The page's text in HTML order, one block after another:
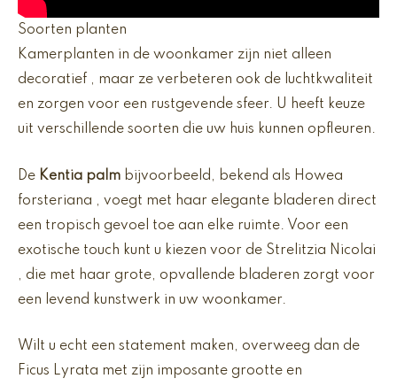
Soorten planten
Kamerplanten in de woonkamer zijn niet alleen
decoratief , maar ze verbeteren ook de luchtkwaliteit
en zorgen voor een rustgevende sfeer. U heeft keuze
uit verschillende soorten die uw huis kunnen opfleuren.
De Kentia palm bijvoorbeeld, bekend als Howea
forsteriana , voegt met haar elegante bladeren direct
een tropisch gevoel toe aan elke ruimte. Voor een
exotische touch kunt u kiezen voor de Strelitzia Nicolai
, die met haar grote, opvallende bladeren zorgt voor
een levend kunstwerk in uw woonkamer.
Wilt u echt een statement maken, overweeg dan de
Ficus Lyrata met zijn imposante grootte en